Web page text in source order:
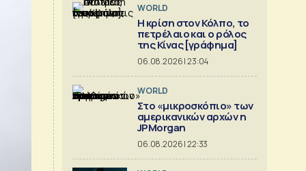
WORLD
Η κρίση στoν Κόλπο, το
πετρέλαιο και ο ρόλος
της Κίνας [γράφημα]
06.08.2026 | 23:04
WORLD
Στο «μικροσκόπιο» των
αμερικανικών αρχών η
JPMorgan
06.08.2026 | 22:33